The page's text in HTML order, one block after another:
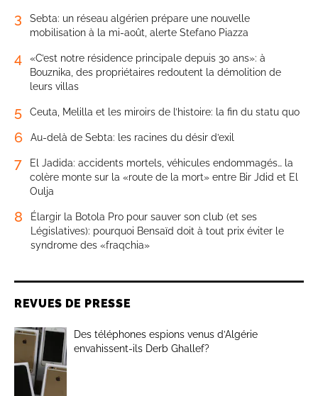
3
Sebta: un réseau algérien prépare une nouvelle
mobilisation à la mi-août, alerte Stefano Piazza
4
«C’est notre résidence principale depuis 30 ans»: à
Bouznika, des propriétaires redoutent la démolition de
leurs villas
5 Ceuta, Melilla et les miroirs de l’histoire: la fin du statu quo
6 Au-delà de Sebta: les racines du désir d’exil
7
El Jadida: accidents mortels, véhicules endommagés… la
colère monte sur la «route de la mort» entre Bir Jdid et El
Oulja
8
Élargir la Botola Pro pour sauver son club (et ses
Législatives): pourquoi Bensaïd doit à tout prix éviter le
syndrome des «fraqchia»
REVUES DE PRESSE
Des téléphones espions venus d’Algérie
envahissent-ils Derb Ghallef?